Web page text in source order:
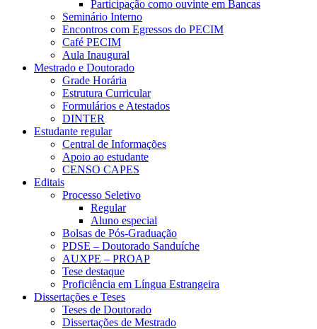
Participação como ouvinte em Bancas
Seminário Interno
Encontros com Egressos do PECIM
Café PECIM
Aula Inaugural
Mestrado e Doutorado
Grade Horária
Estrutura Curricular
Formulários e Atestados
DINTER
Estudante regular
Central de Informações
Apoio ao estudante
CENSO CAPES
Editais
Processo Seletivo
Regular
Aluno especial
Bolsas de Pós-Graduação
PDSE – Doutorado Sanduíche
AUXPE – PROAP
Tese destaque
Proficiência em Língua Estrangeira
Dissertações e Teses
Teses de Doutorado
Dissertações de Mestrado